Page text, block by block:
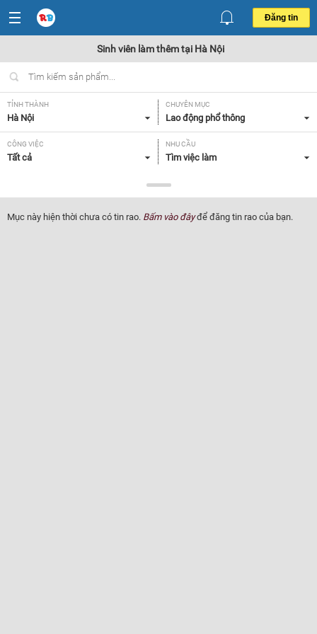
Đăng tin
Sinh viên làm thêm tại Hà Nội
TỈNH THÀNH
Hà Nội
CHUYÊN MỤC
Lao động phổ thông
CÔNG VIỆC
Tất cả
NHU CẦU
Tìm việc làm
Tất cả
Mục này hiện thời chưa có tin rao. Bấm vào đâyđể đăng tin rao của bạn.